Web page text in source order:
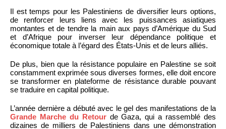
Il est temps pour les Palestiniens de diversifier leurs options,
de renforcer leurs liens avec les puissances asiatiques
montantes et de tendre la main aux pays d’Amérique du Sud
et d’Afrique pour inverser leur dépendance politique et
économique totale à l’égard des États-Unis et de leurs alliés.
De plus, bien que la résistance populaire en Palestine se soit
constamment exprimée sous diverses formes, elle doit encore
se transformer en plateforme de résistance durable pouvant
se traduire en capital politique.
L’année dernière a débuté avec le gel des manifestations de la
Grande Marche du Retourde Gaza, qui a rassemblé des
dizaines de milliers de Palestiniens dans une démonstration